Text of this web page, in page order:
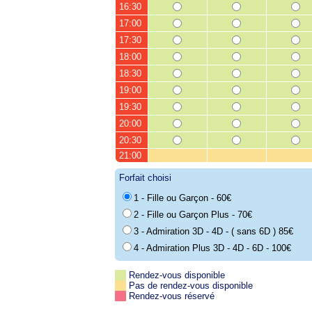
16:30
17:00
17:30
18:00
18:30
19:00
19:30
20:00
20:30
21:00
Forfait choisi
1 - Fille ou Garçon - 60€
2 - Fille ou Garçon Plus - 70€
3 - Admiration 3D - 4D - ( sans 6D ) 85€
4 - Admiration Plus 3D - 4D - 6D - 100€
Rendez-vous disponible
Pas de rendez-vous disponible
Rendez-vous réservé